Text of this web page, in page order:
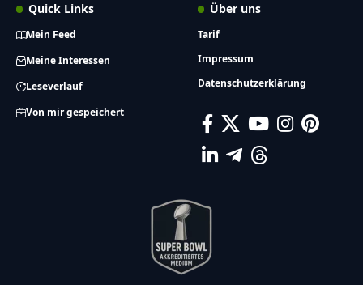
Quick Links
Mein Feed
Meine Interessen
Leseverlauf
Von mir gespeichert
Über uns
Tarif
Impressum
Datenschutzerklärung